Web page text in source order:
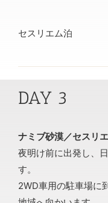
セスリエム泊
DAY 3
ナミブ砂漠／セスリ
夜明け前に出発し、
す。
2WD車用の駐車場に